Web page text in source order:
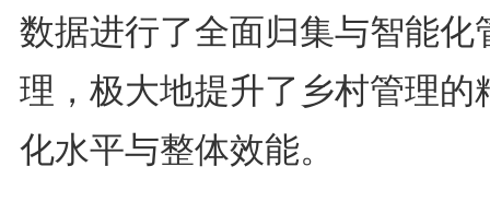
数据进行了全面归集与智能化
理，极大地提升了乡村管理的
化水平与整体效能。